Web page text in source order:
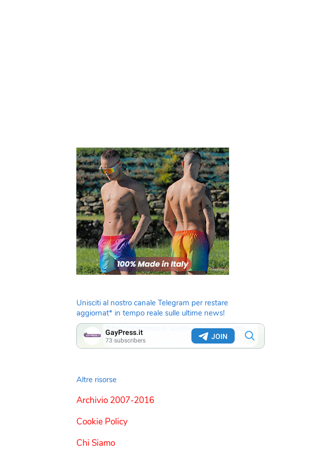
Unisciti al nostro canale Telegram per restare
aggiornat* in tempo reale sulle ultime news!
Altre risorse
Archivio 2007-2016
Cookie Policy
Chi Siamo